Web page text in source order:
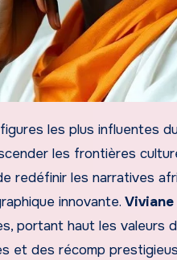
figures les plus influentes
les frontières
redéfinir les narratives
innovante.
portant haut les valeurs
et des récomp